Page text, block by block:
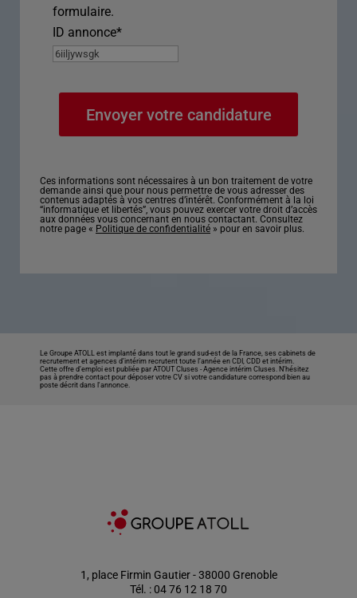
formulaire.
ID annonce*
Ces informations sont nécessaires à un bon traitement de votre
demande ainsi que pour nous permettre de vous adresser des
contenus adaptés à vos centres d’intérêt. Conformément à la loi
“informatique et libertés”, vous pouvez exercer votre droit d’accès
aux données vous concernant en nous contactant. Consultez
notre page « Politique de confidentialité » pour en savoir plus.
Le Groupe ATOLL est implanté dans tout le grand sud-est de la France, ses cabinets de
recrutement et agences d’intérim recrutent toute l’année en CDI, CDD et intérim.
Cette offre d’emploi est publiée par ATOUT Cluses -Agence intérim Cluses. N’hésitez
pas à prendre contact pour déposer votre CV si votre candidature correspond bien au
poste décrit dans l'annonce.
1, place Firmin Gautier - 38000 Grenoble
Tél. : 04 76 12 18 70